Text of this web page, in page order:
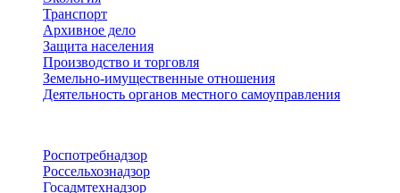
Транспорт
Архивное дело
Защита населения
Производство и торговля
Земельно-имущественные отношения
Деятельность органов местного самоуправления
Роспотребнадзор
Россельхознадзор
Госадмтехнадзор